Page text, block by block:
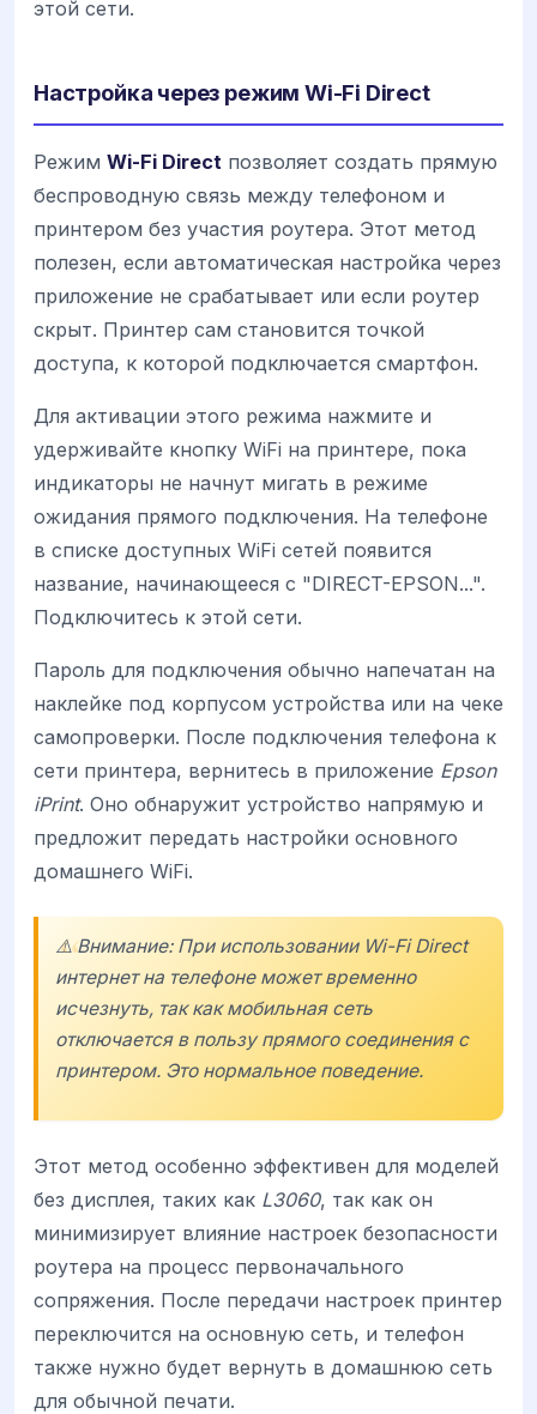
этой сети.
Настройка через режим Wi-Fi Direct
Режим Wi-Fi Direct позволяет создать прямую
беспроводную связь между телефоном и
принтером без участия роутера. Этот метод
полезен, если автоматическая настройка через
приложение не срабатывает или если роутер
скрыт. Принтер сам становится точкой
доступа, к которой подключается смартфон.
Для активации этого режима нажмите и
удерживайте кнопку WiFi на принтере, пока
индикаторы не начнут мигать в режиме
ожидания прямого подключения. На телефоне
в списке доступных WiFi сетей появится
название, начинающееся с "DIRECT-EPSON...".
Подключитесь к этой сети.
Пароль для подключения обычно напечатан на
наклейке под корпусом устройства или на чеке
самопроверки. После подключения телефона к
сети принтера, вернитесь в приложение Epson
iPrint. Оно обнаружит устройство напрямую и
предложит передать настройки основного
домашнего WiFi.
⚠️ Внимание: При использовании Wi-Fi Direct
интернет на телефоне может временно
исчезнуть, так как мобильная сеть
отключается в пользу прямого соединения с
принтером. Это нормальное поведение.
Этот метод особенно эффективен для моделей
без дисплея, таких как L3060, так как он
минимизирует влияние настроек безопасности
роутера на процесс первоначального
сопряжения. После передачи настроек принтер
переключится на основную сеть, и телефон
также нужно будет вернуть в домашнюю сеть
для обычной печати.